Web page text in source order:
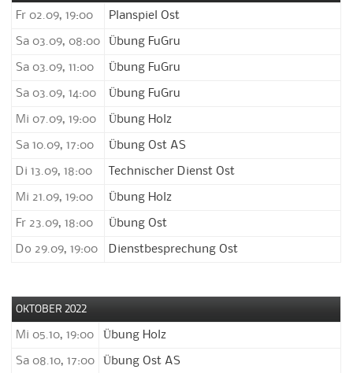
Fr 02.09, 19:00 Planspiel Ost
Sa 03.09, 08:00 Übung FuGru
Sa 03.09, 11:00 Übung FuGru
Sa 03.09, 14:00 Übung FuGru
Mi 07.09, 19:00 Übung Holz
Sa 10.09, 17:00 Übung Ost AS
Di 13.09, 18:00 Technischer Dienst Ost
Mi 21.09, 19:00 Übung Holz
Fr 23.09, 18:00 Übung Ost
Do 29.09, 19:00 Dienstbesprechung Ost
OKTOBER 2022
Mi 05.10, 19:00 Übung Holz
Sa 08.10, 17:00 Übung Ost AS